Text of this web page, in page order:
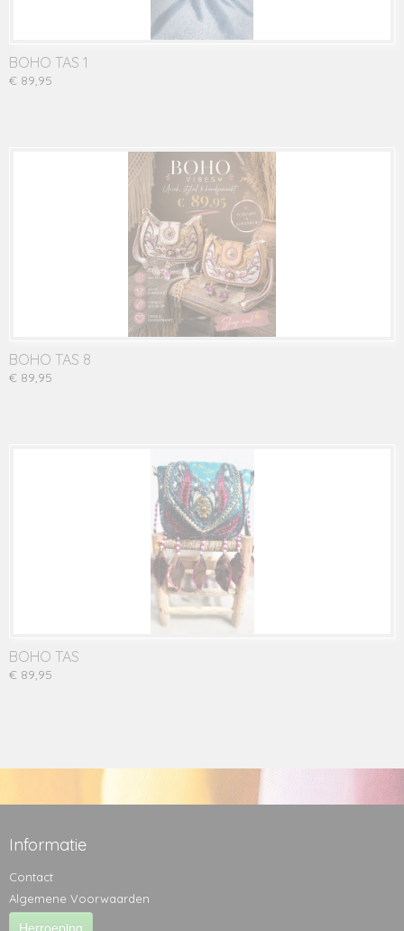
BOHO TAS 1
€ 89,95
BOHO TAS 8
€ 89,95
BOHO TAS
€ 89,95
Informatie
Contact
Algemene Voorwaarden
Herroeping